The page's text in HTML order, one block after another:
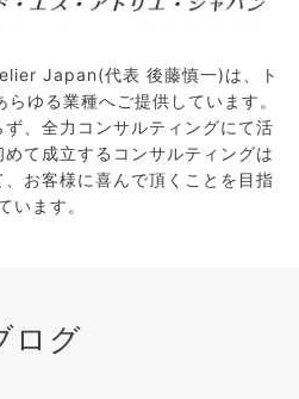
Japan(代表 後藤慎一)は、ト
ゆる業種へご提供しています。
、全力コンサルティングにて活
て成立するコンサルティングは
お客様に喜んで頂くことを目指
います。
ログ